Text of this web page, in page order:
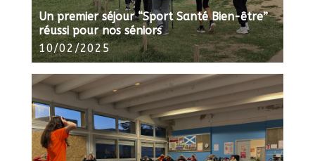
Un premier séjour “Sport Santé Bien-être”
réussi pour nos séniors
10/02/2025